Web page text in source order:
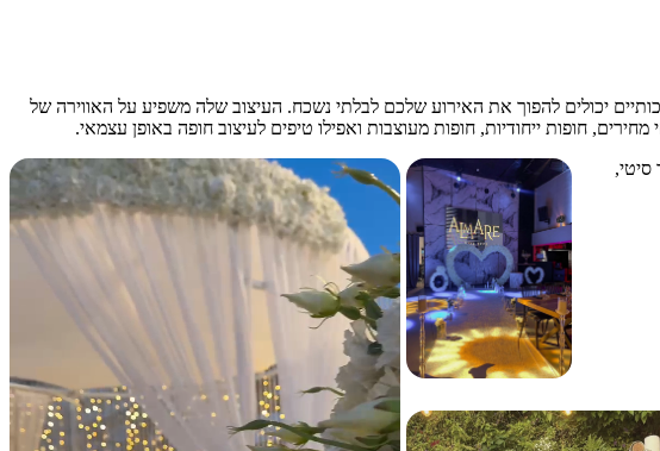
יכולים להפוך את האירוע שלכם לבלתי נשכח. העיצוב שלה משפיע על האווירה של
חופות ייחודיות, חופות מעוצבות ואפילו טיפים לעיצוב חופה באופן עצמאי.